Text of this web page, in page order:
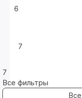
6
7
7
Все фильтры